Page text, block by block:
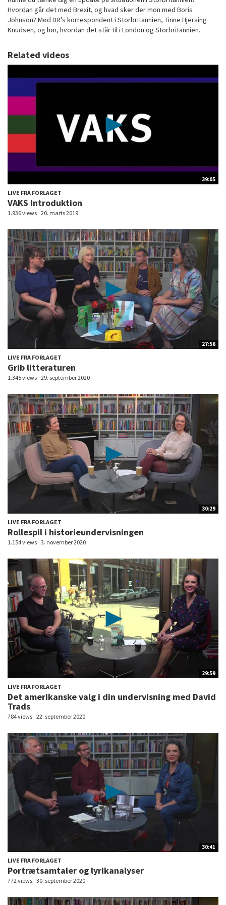
Hvordan går det med Brexit, og hvad sker der mon med Boris
Johnson? Mød DR’s korrespondent i Storbritannien, Tinne Hjersing
Knudsen, og hør, hvordan det står til i London og Storbritannien.
Related videos
39:05
LIVE FRA FORLAGET
VAKS Introduktion
1.936 views 20. marts 2019
27:56
LIVE FRA FORLAGET
Grib litteraturen
1.345 views 29. september 2020
30:29
LIVE FRA FORLAGET
Rollespil i historieundervisningen
1.154 views 3. november 2020
29:59
LIVE FRA FORLAGET
Det amerikanske valg i din undervisning med David
Trads
784 views 22. september 2020
30:41
LIVE FRA FORLAGET
Portrætsamtaler og lyrikanalyser
772 views 30. september 2020